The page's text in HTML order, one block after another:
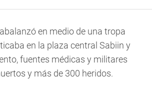
en medio de una tropa
en la plaza central Sabiin y
fuentes médicas y militares
y más de 300 heridos.